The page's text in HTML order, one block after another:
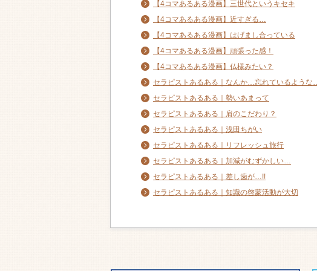
【4コマあるある漫画】三世代というキセキ
【4コマあるある漫画】近すぎる…
【4コマあるある漫画】はげまし合っている
【4コマあるある漫画】頑張った感！
【4コマあるある漫画】仏様みたい？
セラピストあるある｜なんか…忘れているような…
セラピストあるある｜勢いあまって
セラピストあるある｜肩のこだわり？
セラピストあるある｜浅田ちがい
セラピストあるある｜リフレッシュ旅行
セラピストあるある｜加減がむずかしい…
セラピストあるある｜差し歯が…!!
セラピストあるある｜知識の啓蒙活動が大切